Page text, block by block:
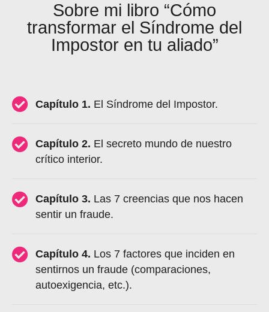
Sobre mi libro “Cómo
transformar el Síndrome del
Impostor en tu aliado”
Capítulo 1. El Síndrome del Impostor.
Capítulo 2. El secreto mundo de nuestro
crítico interior.
Capítulo 3. Las 7 creencias que nos hacen
sentir un fraude.
Capítulo 4. Los 7 factores que inciden en
sentirnos un fraude (comparaciones,
autoexigencia, etc.).